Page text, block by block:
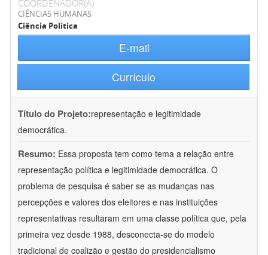
COORDENADOR(A)
CIÊNCIAS HUMANAS
Ciência Política
E-mail
Currículo
Título do Projeto:representação e legitimidade
democrática.
Resumo: Essa proposta tem como tema a relação entre
representação política e legitimidade democrática. O
problema de pesquisa é saber se as mudanças nas
percepções e valores dos eleitores e nas instituições
representativas resultaram em uma classe política que, pela
primeira vez desde 1988, desconecta-se do modelo
tradicional de coalizão e gestão do presidencialismo